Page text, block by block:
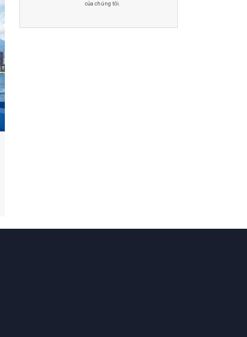
của chúng tôi.